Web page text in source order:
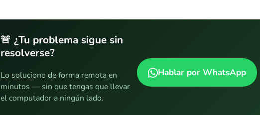
🚨 ¿Tu problema sigue sin
resolverse?
Lo soluciono de forma remota en
minutos — sin que tengas que llevar
el computador a ningún lado.
Hablar por WhatsApp